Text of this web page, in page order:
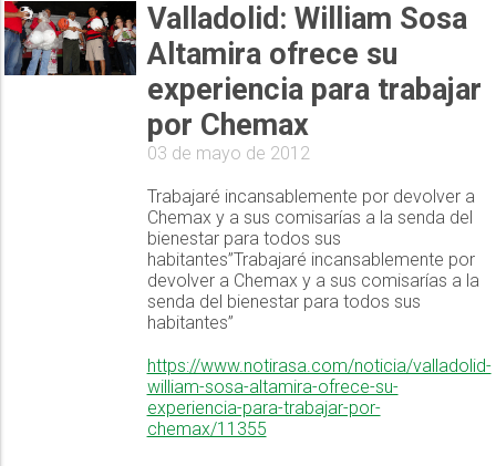
Valladolid: William Sosa
Altamira ofrece su
experiencia para trabajar
por Chemax
03 de mayo de 2012
Trabajaré incansablemente por devolver a
Chemax y a sus comisarías a la senda del
bienestar para todos sus
habitantes”Trabajaré incansablemente por
devolver a Chemax y a sus comisarías a la
senda del bienestar para todos sus
habitantes”
https://www.notirasa.com/noticia/valladolid-
william-sosa-altamira-ofrece-su-
experiencia-para-trabajar-por-
chemax/11355